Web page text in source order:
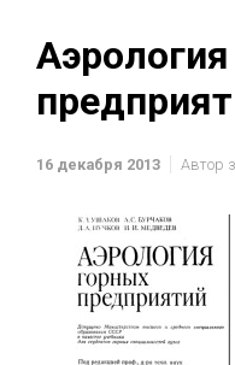
16 декабря 2013 Автор